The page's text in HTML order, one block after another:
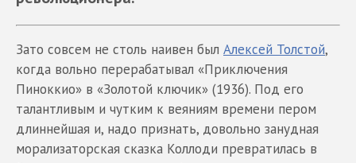
Зато совсем не столь наивен был Алексей Толстой,
когда вольно перерабатывал «Приключения
Пиноккио» в «Золотой ключик» (1936). Под его
талантливым и чутким к веяниям времени пером
длиннейшая и, надо признать, довольно занудная
морализаторская сказка Коллоди превратилась в